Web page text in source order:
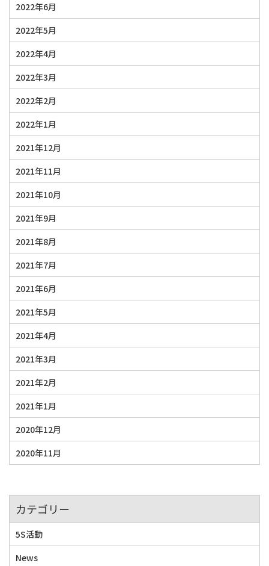
2022年6月
2022年5月
2022年4月
2022年3月
2022年2月
2022年1月
2021年12月
2021年11月
2021年10月
2021年9月
2021年8月
2021年7月
2021年6月
2021年5月
2021年4月
2021年3月
2021年2月
2021年1月
2020年12月
2020年11月
カテゴリー
5S活動
News